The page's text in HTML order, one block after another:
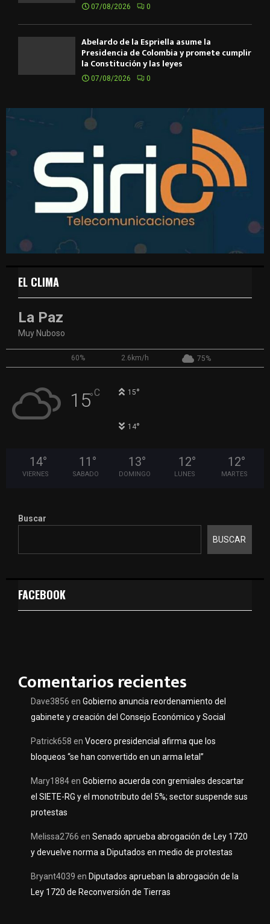
07/08/2026 0
Abelardo de la Espriella asume la
Presidencia de Colombia y promete cumplir
la Constitución y las leyes
07/08/2026 0
EL CLIMA
La Paz
Muy Nuboso
60% 2.6km/h 75%
15°C 15°
14°
14°
VIERNES
11 °
SABADO
13°
DOMINGO
12°
LUNES
12°
MARTES
Buscar
BUSCAR
FACEBOOK
Comentarios recientes
Dave3856 en Gobierno anuncia reordenamiento del
gabinete y creación del Consejo Económico y Social
Patrick658 en Vocero presidencial afirma que los
bloqueos “se han convertido en un arma letal”
Mary1884en Gobierno acuerda con gremiales descartar
el SIETE-RG y el monotributo del 5%; sector suspende sus
protestas
Melissa2766 en Senado aprueba abrogación de Ley 1720
y devuelve norma a Diputados en medio de protestas
Bryant4039 en Diputados aprueban la abrogación de la
Ley 1720 de Reconversión de Tierras